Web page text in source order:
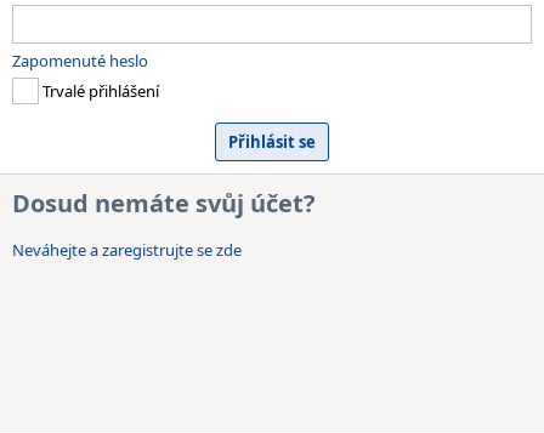
Zapomenuté heslo
Trvalé přihlášení
Dosud nemáte svůj účet?
Neváhejte a zaregistrujte se zde